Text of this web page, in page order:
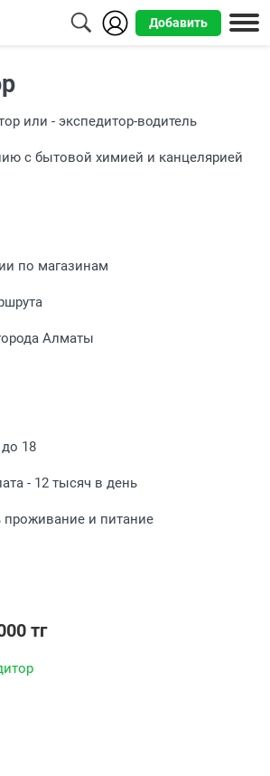
Добавить
или - экспедитор-водитель
с бытовой химией и канцелярией
по магазинам
Алматы
18
- 12 тысяч в день
проживание и питание
тг